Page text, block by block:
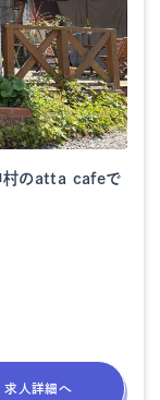
村のatta cafeで
求人詳細へ